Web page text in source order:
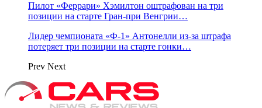
Пилот «Феррари» Хэмилтон оштрафован на три
позиции на старте Гран‑при Венгрии…
Лидер чемпионата «Ф‑1» Антонелли из‑за штрафа
потеряет три позиции на старте гонки…
Prev Next